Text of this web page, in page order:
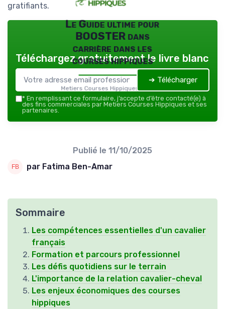
gratifiants.
Le Guide ultime pour
BOOSTER dans
carrière dans les
courses hippiques
Metiers Courses Hippiques — 2026
Téléchargez gratuitement le livre blanc
➔ Télécharger
* En remplissant ce formulaire, j’accepte d’être contacté(e) à
des fins commerciales par Metiers Courses Hippiques et ses
partenaires.
Publié le 11/10/2025
par Fatima Ben-Amar
Sommaire
Les compétences essentielles d'un cavalier
français
Formation et parcours professionnel
Les défis quotidiens sur le terrain
L'importance de la relation cavalier-cheval
Les enjeux économiques des courses
hippiques